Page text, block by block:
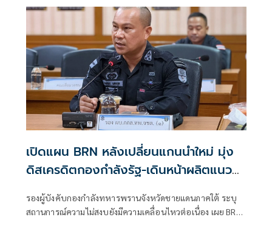
อาแว อดีตผู้ช่วยผู้ใหญ่บ้านหมู่ที่ 5
เปิดแผน BRN หลังเปลี่ยนแกนนำใหม่ มุ่ง
ดิสเครดิตกองกำลังรัฐ-เดินหน้าผลิตแนว
รองผู้บังคับกองกำลังทหารพรานจังหวัดชายแดนภาคใต้ ระบุ
สถานการณ์ความไม่สงบยังมีความเคลื่อนไหวต่อเนื่อง เผย BRN